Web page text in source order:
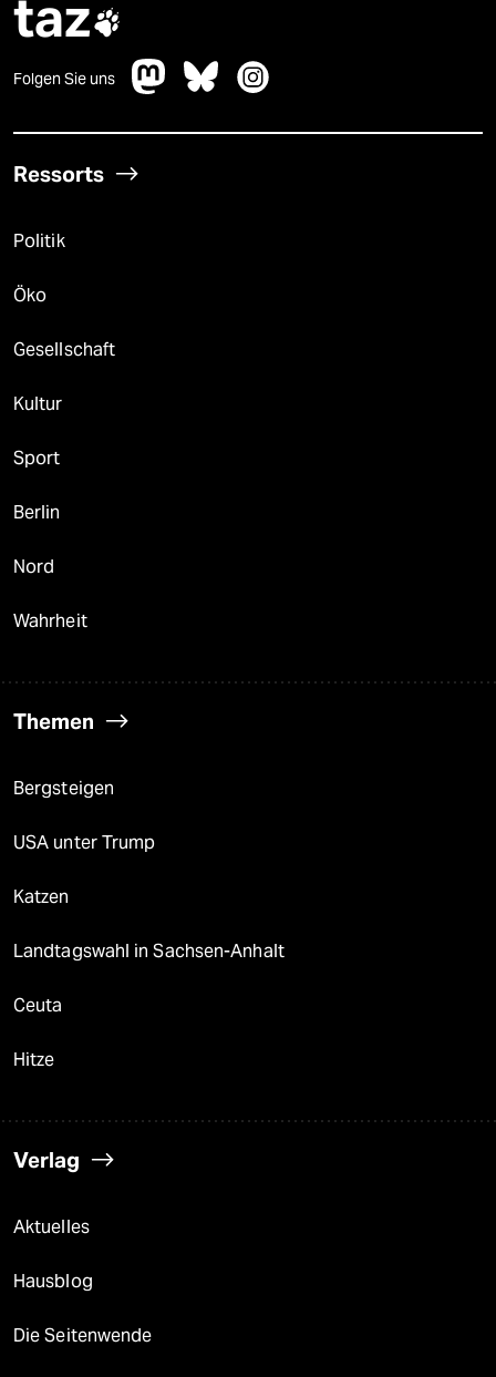
taz
Folgen Sie uns
Ressorts
Politik
Öko
Gesellschaft
Kultur
Sport
Berlin
Nord
Wahrheit
Themen
Bergsteigen
USA unter Trump
Katzen
Landtagswahl in Sachsen-Anhalt
Ceuta
Hitze
Verlag
Aktuelles
Hausblog
Die Seitenwende